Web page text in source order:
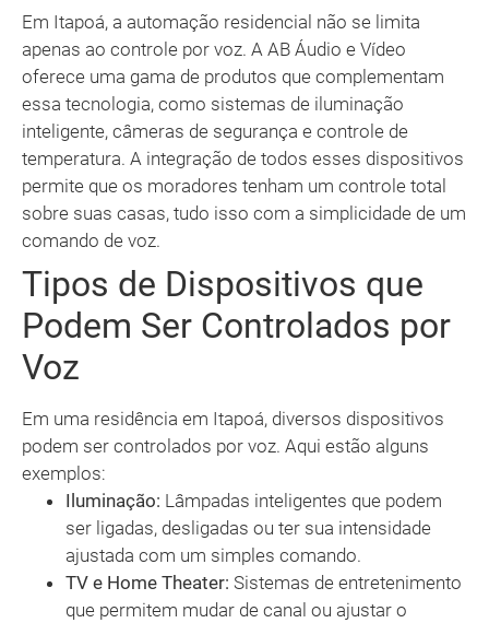
Em Itapoá, a automação residencial não se limita
apenas ao controle por voz. A AB Áudio e Vídeo
oferece uma gama de produtos que complementam
essa tecnologia, como sistemas de iluminação
inteligente, câmeras de segurança e controle de
temperatura. A integração de todos esses dispositivos
permite que os moradores tenham um controle total
sobre suas casas, tudo isso com a simplicidade de um
comando de voz.
Tipos de Dispositivos que
Podem Ser Controlados por
Voz
Em uma residência em Itapoá, diversos dispositivos
podem ser controlados por voz. Aqui estão alguns
exemplos:
Iluminação: Lâmpadas inteligentes que podem
ser ligadas, desligadas ou ter sua intensidade
ajustada com um simples comando.
TV e Home Theater: Sistemas de entretenimento
que permitem mudar de canal ou ajustar o